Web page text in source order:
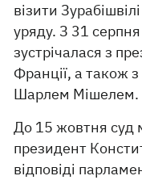
візити
уряду. З 31
зустрічалася з
Франції, а також
Шарлем Мішелем.
До 15 жовтня суд
президент
відповіді